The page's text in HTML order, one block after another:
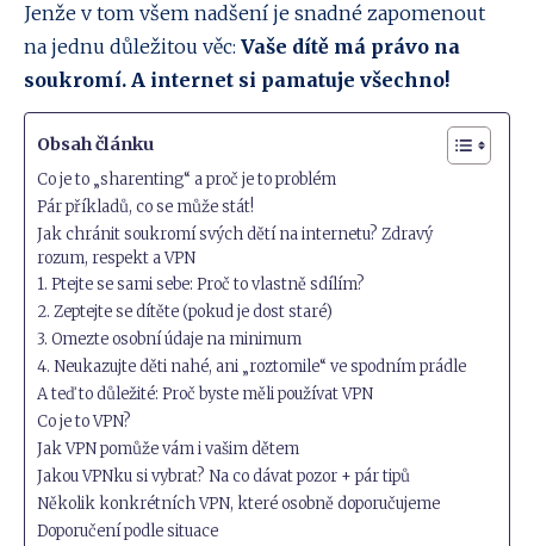
Jenže v tom všem nadšení je snadné zapomenout
na jednu důležitou věc: Vaše dítě má právo na
soukromí. A internet si pamatuje všechno!
Obsah článku
Co je to „sharenting“ a proč je to problém
Pár příkladů, co se může stát!
Jak chránit soukromí svých dětí na internetu? Zdravý
rozum, respekt a VPN
1. Ptejte se sami sebe: Proč to vlastně sdílím?
2. Zeptejte se dítěte (pokud je dost staré)
3. Omezte osobní údaje na minimum
4. Neukazujte děti nahé, ani „roztomile“ ve spodním prádle
A teď to důležité: Proč byste měli používat VPN
Co je to VPN?
Jak VPN pomůže vám i vašim dětem
Jakou VPNku si vybrat? Na co dávat pozor + pár tipů
Několik konkrétních VPN, které osobně doporučujeme
Doporučení podle situace